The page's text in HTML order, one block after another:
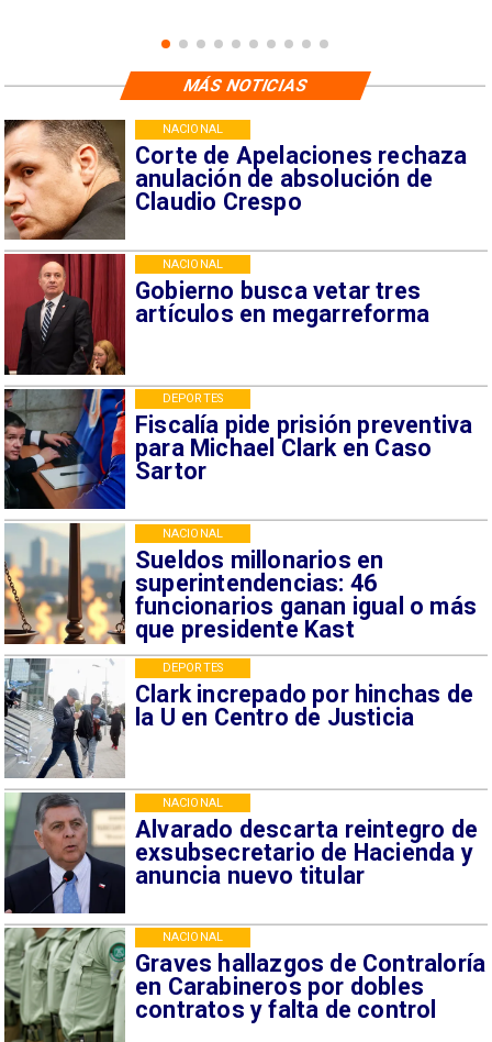
Corte de Apelaciones rechaza
anulación de absolución de
Claudio Crespo
NACIONAL
Gobierno busca vetar tres
artículos en megarreforma
NACIONAL
Fiscalía pide prisión preventiva
para Michael Clark en Caso
Sartor
DEPORTES
Sueldos millonarios en
superintendencias: 46
funcionarios ganan igual o más
que presidente Kast
NACIONAL
Clark increpado por hinchas de
la U en Centro de Justicia
DEPORTES
Alvarado descarta reintegro de
exsubsecretario de Hacienda y
anuncia nuevo titular
NACIONAL
Graves hallazgos de Contraloría
en Carabineros por dobles
contratos y falta de control
NACIONAL
MÁS NOTICIAS